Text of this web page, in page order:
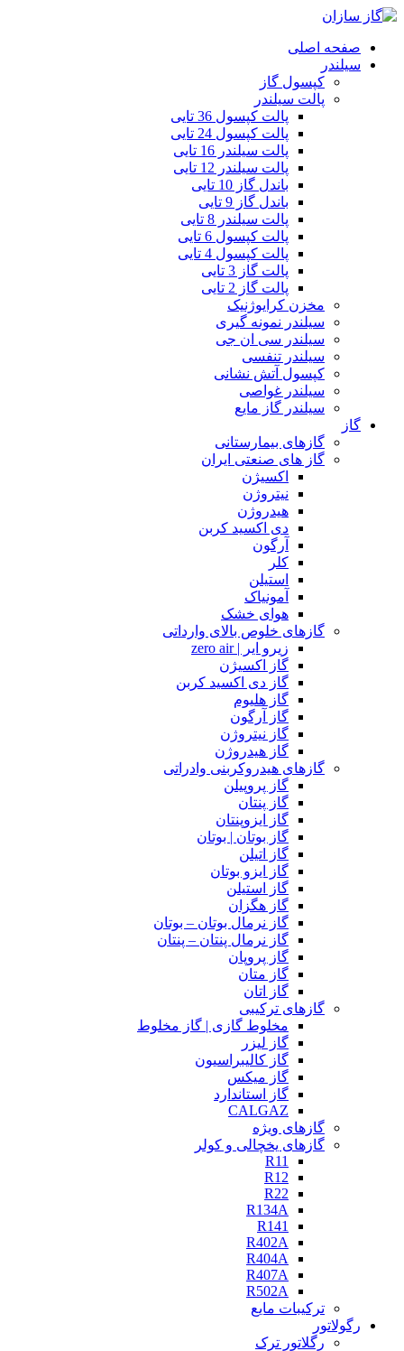
صفحه اصلی
سیلندر
کپسول گاز
پالت سیلندر
پالت کپسول 36 تایی
پالت کپسول 24 تایی
پالت سیلندر 16 تایی
پالت سیلندر 12 تایی
باندل گاز 10 تایی
باندل گاز 9 تایی
پالت سیلندر 8 تایی
پالت کپسول 6 تایی
پالت کپسول 4 تایی
پالت گاز 3 تایی
پالت گاز 2 تایی
مخزن کرایوژنیک
سیلندر نمونه گیری
سیلندر سی ان جی
سیلندر تنفسی
کپسول آتش نشانی
سیلندر غواصی
سیلندر گاز مایع
گاز
گازهای بیمارستانی
گاز های صنعتی ایران
اکسیژن
نیتروژن
هیدروژن
دی اکسید کربن
آرگون
کلر
استیلن
آمونیاک
هوای خشک
گازهای خلوص بالای وارداتی
زیرو ایر | zero air
گاز اکسیژن
گاز دی اکسید کربن
گاز هلیوم
گاز آرگون
گاز نیتروژن
گاز هیدروژن
گازهای هیدروکربنی وادراتی
گاز پروپیلن
گاز پنتان
گاز ایزوپنتان
گاز بوتان | بوتان
گاز اتیلن
گاز ایزو بوتان
گاز استیلن
گاز هگزان
گاز نرمال بوتان – بوتان
گاز نرمال پنتان – پنتان
گاز پروپان
گاز متان
گاز اتان
گازهای ترکیبی
مخلوط گازی | گاز مخلوط
گاز لیزر
گاز کالیبراسیون
گاز میکس
گاز استاندارد
CALGAZ
گازهای ویژه
گازهای یخچالی و کولر
R11
R12
R22
R134A
R141
R402A
R404A
R407A
R502A
ترکیبات مایع
رگولاتور
رگلاتور ترک